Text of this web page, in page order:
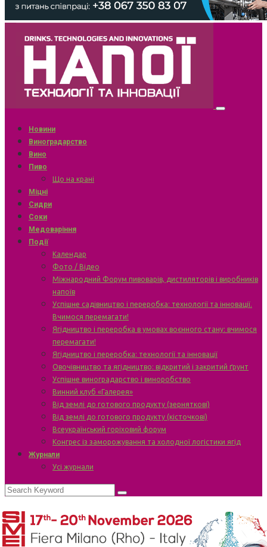
Новини
Виноградарство
Вино
Пиво
Що на крані
Міцні
Сидри
Соки
Медоваріння
Події
Календар
Фото / Відео
Міжнародний Форум пивоварів, дистиляторів і виробників
напоїв
Успішне садівництво і переробка: технології та інновації.
Вчимося перемагати!
Ягідництво і переробка в умовах воєнного стану: вчимося
перемагати!
Ягідництво і переробка: технології та інновації
Овочівництво та ягідництво: відкритий і закритий ґрунт
Успішне виноградарство і виноробство
Винний клуб «Галерея»
Від землі до готового продукту (зерняткові)
Від землі до готового продукту (кісточкові)
Всеукраїнський горіховий форум
Конгрес із заморожування та холодної логістики ягід
Журнали
Усі журнали